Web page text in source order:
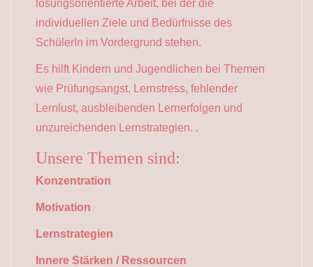
lösungsorientierte Arbeit, bei der die
individuellen Ziele und Bedürfnisse des
SchülerIn im Vordergrund stehen.
Es hilft Kindern und Jugendlichen bei Themen
wie Prüfungsangst, Lernstress, fehlender
Lernlust, ausbleibenden Lernerfolgen und
unzureichenden Lernstrategien. .
Unsere Themen sind:
Konzentration
Motivation
Lernstrategien
Innere Stärken / Ressourcen